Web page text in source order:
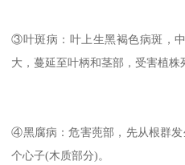
③叶斑病：叶上生黑褐色病斑，
大，蔓延至叶柄和茎部，受害植株
④黑腐病：危害蔸部，先从根群
个心子(木质部分)。